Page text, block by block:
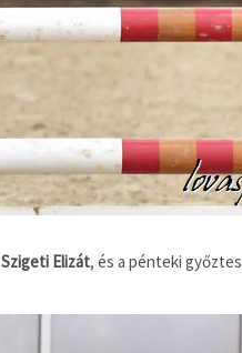
Szigeti Elizát, és a pénteki győztes